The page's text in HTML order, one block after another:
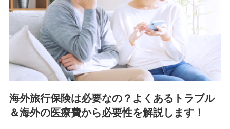
海外旅行保険は必要なの？よくあるトラブル
＆海外の医療費から必要性を解説します！